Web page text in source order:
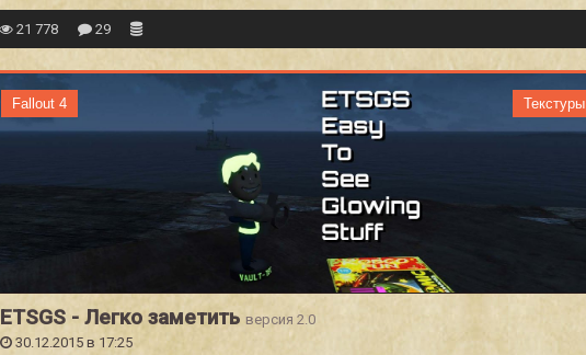
21 778 29
Fallout 4 Текстуры
ETSGS - Легко заметить версия 2.0
30.12.2015 в 17:25